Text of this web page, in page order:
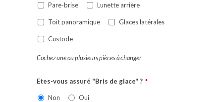
Pare-brise Lunette arrière
Toit panoramique Glaces latérales
Custode
Cochez une ou plusieurs pièces à changer
Etes-vous assuré "Bris de glace" ? *
Non Oui